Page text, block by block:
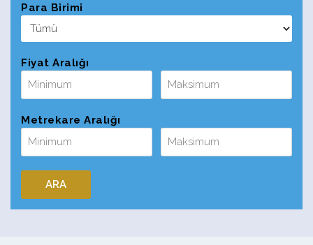
Para Birimi
Fiyat Aralığı
Metrekare Aralığı